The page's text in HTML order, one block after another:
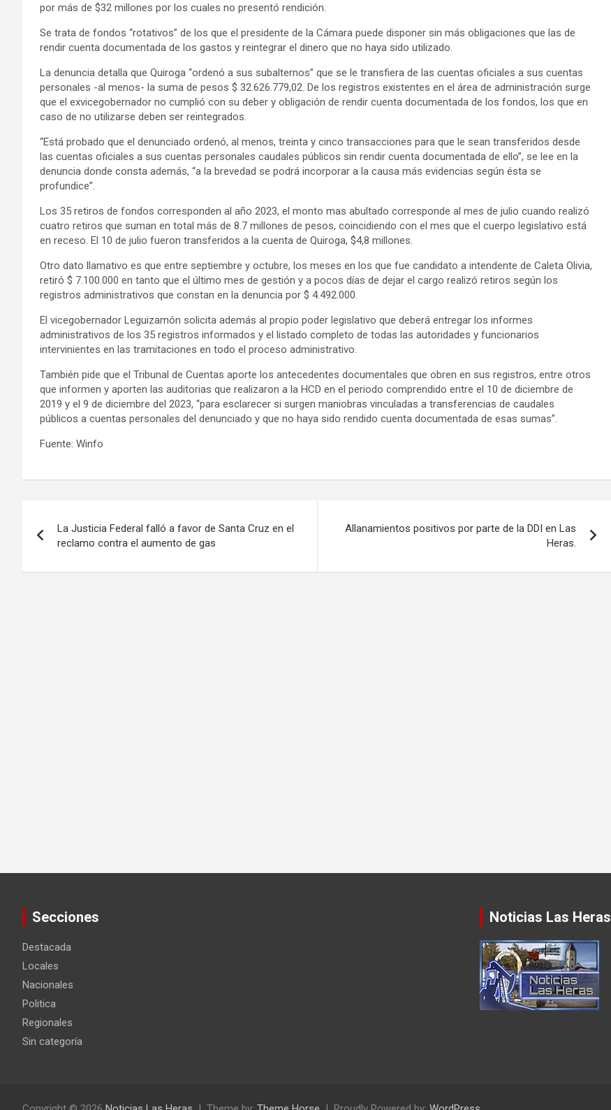
por más de $32 millones por los cuales no presentó rendición.
Se trata de fondos “rotativos” de los que el presidente de la Cámara puede disponer sin más obligaciones que las de
rendir cuenta documentada de los gastos y reintegrar el dinero que no haya sido utilizado.
La denuncia detalla que Quiroga “ordenó a sus subalternos” que se le transfiera de las cuentas oficiales a sus cuentas
personales -al menos- la suma de pesos $ 32.626.779,02. De los registros existentes en el área de administración surge
que el exvicegobernador no cumplió con su deber y obligación de rendir cuenta documentada de los fondos, los que en
caso de no utilizarse deben ser reintegrados.
“Está probado que el denunciado ordenó, al menos, treinta y cinco transacciones para que le sean transferidos desde
las cuentas oficiales a sus cuentas personales caudales públicos sin rendir cuenta documentada de ello”, se lee en la
denuncia donde consta además, “a la brevedad se podrá incorporar a la causa más evidencias según ésta se
profundice”.
Los 35 retiros de fondos corresponden al año 2023, el monto mas abultado corresponde al mes de julio cuando realizó
cuatro retiros que suman en total más de 8.7 millones de pesos, coincidiendo con el mes que el cuerpo legislativo está
en receso. El 10 de julio fueron transferidos a la cuenta de Quiroga, $4,8 millones.
Otro dato llamativo es que entre septiembre y octubre, los meses en los que fue candidato a intendente de Caleta Olivia,
retiró $ 7.100.000 en tanto que el último mes de gestión y a pocos días de dejar el cargo realizó retiros según los
registros administrativos que constan en la denuncia por $ 4.492.000.
El vicegobernador Leguizamón solicita además al propio poder legislativo que deberá entregar los informes
administrativos de los 35 registros informados y el listado completo de todas las autoridades y funcionarios
intervinientes en las tramitaciones en todo el proceso administrativo.
También pide que el Tribunal de Cuentas aporte los antecedentes documentales que obren en sus registros, entre otros
que informen y aporten las auditorias que realizaron a la HCD en el periodo comprendido entre el 10 de diciembre de
2019 y el 9 de diciembre del 2023, “para esclarecer si surgen maniobras vinculadas a transferencias de caudales
públicos a cuentas personales del denunciado y que no haya sido rendido cuenta documentada de esas sumas”.
Fuente: Winfo
de
entradas
La Justicia Federal falló a favor de Santa Cruz en el
reclamo contra el aumento de gas
Allanamientos positivos por parte de la DDI en Las
Heras.
Secciones
Destacada
Locales
Nacionales
Politica
Regionales
Sin categoría
Noticias Las Heras